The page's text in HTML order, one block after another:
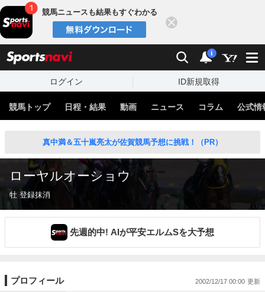
競馬ニュースも結果もすぐわかる
検索 通知
i
ログイン ID新規取得
競馬トップ 日程・結果 動画 ニュース コラム 公式情
真中満＆五十嵐亮太が佐賀競馬予想に挑戦！（PR）
ローヤルオーショウ
牡 登録抹消
先週的中! AIが平安エルムSを大予想
プロフィール 2002/12/17 00:00